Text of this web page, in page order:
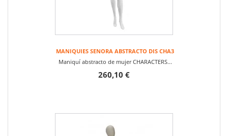
MANIQUIES SENORA ABSTRACTO DIS CHA3
Maniquí abstracto de mujer CHARACTERS...
260,10 €